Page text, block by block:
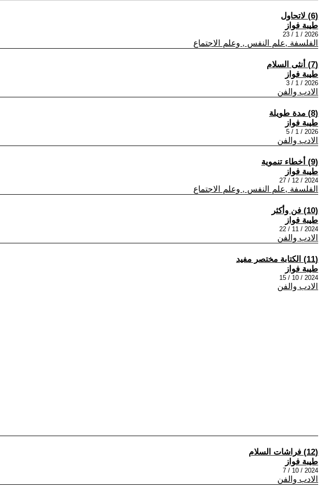
(6) لاتحاول
طيبة فواز
2026 / 1 / 23
الفلسفة ,علم النفس , وعلم الاجتماع
(7) أنثى السلام
طيبة فواز
2026 / 1 / 3
الادب والفن
(8) مدة طويلة
طيبة فواز
2026 / 1 / 5
الادب والفن
(9) أخطاء تنموية
طيبة فواز
2024 / 12 / 27
الفلسفة ,علم النفس , وعلم الاجتماع
(10) فن وأكثر
طيبة فواز
2024 / 11 / 22
الادب والفن
(11) الكتابة مختصر مفيد
طيبة فواز
2024 / 10 / 15
الادب والفن
(12) فراشات السلام
طيبة فواز
2024 / 10 / 7
الادب والفن